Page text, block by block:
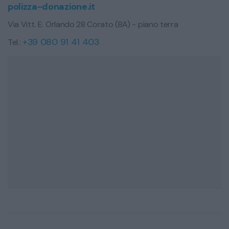
polizza-donazione.it
Via Vitt. E. Orlando 28 Corato (BA) - piano terra
Tel.:+39 080 91 41 403